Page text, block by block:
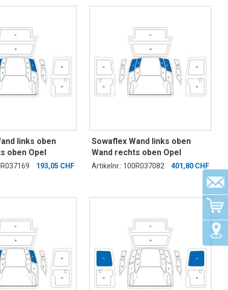
links oben
oben Opel
Radstand193,05 CHF
Sowaflex Wand links oben
Wand rechts oben Opel
Combo Mod.18 Radstand
Artikelnr.: 100R037082 401,80 CHF